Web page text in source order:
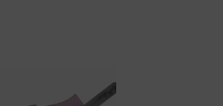
5 Sternen aus 572 Kundenbewertungen